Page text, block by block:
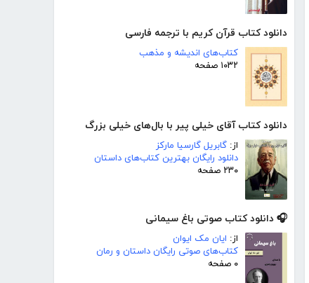
دانلود کتاب قرآن کریم با ترجمه فارسی
کتاب‌های اندیشه و مذهب
۱۰۳۲ صفحه
دانلود کتاب آقای خیلی پیر با بال‌‌های خیلی بزرگ
از: گابریل گارسیا مارکز
دانلود رایگان بهترین کتاب‌های داستان
۲۳۰ صفحه
🎧 دانلود کتاب صوتی باغ سیمانی
از: ایان مک ایوان
کتاب‌های صوتی رایگان داستان و رمان
۰ صفحه